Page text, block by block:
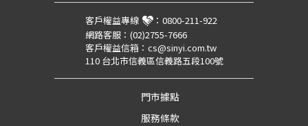
客戶權益專線 ： 0800-211-922
網路客服： (02)2755-7666
客戶權益信箱： cs@sinyi.com.tw
110 台北市信義區信義路五段100號
門市據點
服務條款